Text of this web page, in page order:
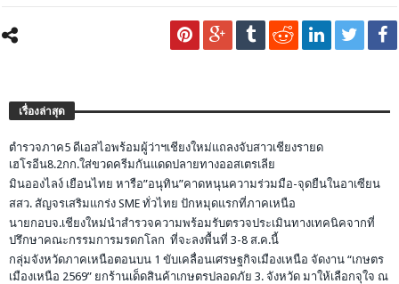
เรื่องล่าสุด
ตำรวจภาค5 ดีเอสไอพร้อมผู้ว่าฯเชียงใหม่แถลงจับสาวเชียงรายด
เฮโรอีน8.2กก.ใส่ขวดครีมกันแดดปลายทางออสเตรเลีย
มินอองไลง์ เยือนไทย หารือ”อนุทิน”คาดหนุนความร่วมมือ-จุดยืนในอาเซียน
สสว. สัญจรเสริมแกร่ง SME ทั่วไทย ปักหมุดแรกที่ภาคเหนือ
นายกอบจ.เชียงใหม่นำสำรวจความพร้อมรับตรวจประเมินทางเทคนิคจากที่
ปรึกษาคณะกรรมการมรดกโลก ที่จะลงพื้นที่ 3-8 ส.ค.นี้
กลุ่มจังหวัดภาคเหนือตอนบน 1 ขับเคลื่อนเศรษฐกิจเมืองเหนือ จัดงาน “เกษตร
เมืองเหนือ 2569” ยกร้านเด็ดสินค้าเกษตรปลอดภัย 3. จังหวัด มาให้เลือกจุใจ ณ